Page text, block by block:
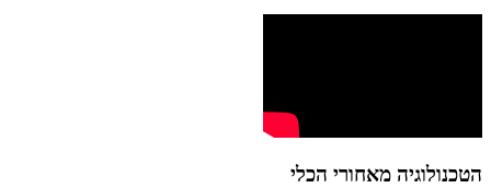
הטכנולוגיה מאחורי הכלי